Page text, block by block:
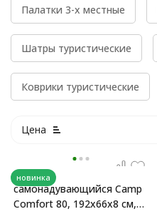
Палатки 3-х местные
Шатры туристические
Коврики туристические
Цена
новинка
Коврик
самонадувающийся Camp
Comfort 80, 192x66x8 см,